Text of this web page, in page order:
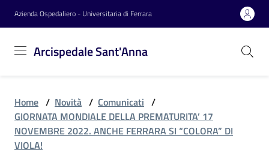
Vai al contenuto
Vai alla navigazione
Vai al footer
Azienda Ospedaliero - Universitaria di Ferrara
Arcispedale Sant'Anna
Sant'Anna
Azienda
Home / Novità / Comunicati /
GIORNATA MONDIALE DELLA PREMATURITA’ 17
NOVEMBRE 2022. ANCHE FERRARA SI “COLORA” DI
VIOLA!